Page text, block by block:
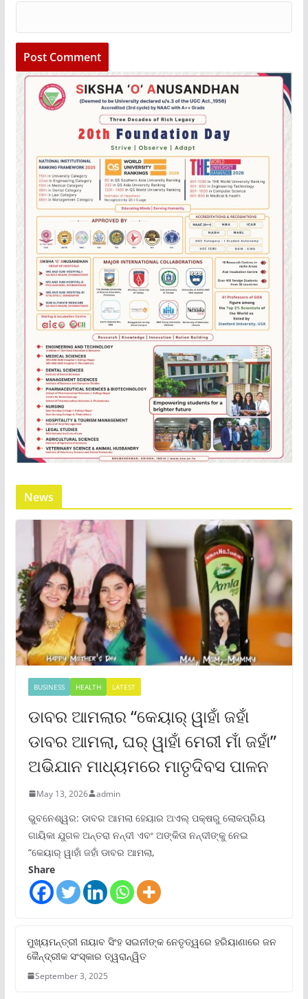
News
BUSINESS HEALTH LATEST
ଡାବର ଆମଲାର “କେୟାର୍ ୱାହାଁ ଜହାଁ
ଡାବର ଆମଲା, ଘର୍ ୱାହାଁ ମେରୀ ମାଁ ଜହାଁ”
ଅଭିଯାନ ମାଧ୍ୟମରେ ମାତୃଦିବସ ପାଳନ
May 13, 2026 admin
ଭୁବନେଶ୍ୱର: ଡାବର ଆମଲା ହେୟାର ଅଏଲ୍ ପକ୍ଷରୁ ଲୋକପ୍ରିୟ
ଗାୟିକା ଯୁଗଳ ଅନ୍ତରା ନନ୍ଦୀ ଏବଂ ଅଙ୍କିତା ନନ୍ଦୀଙ୍କୁ ନେଇ
“କେୟାର୍ ୱାହାଁ ଜହାଁ ଡାବର ଆମଲା,
Share
ମୁଖ୍ୟମନ୍ତ୍ରୀ ନାୟାବ ସିଂହ ସଇନୀଙ୍କ ନେତୃତ୍ୱରେ ହରିୟାଣାରେ ଜନ
କୈନ୍ଦ୍ରୀକ ସଂସ୍କାର ତ୍ୱରାନ୍ୱିତ
September 3, 2025